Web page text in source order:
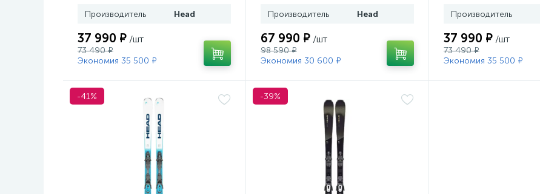
Производитель Head
37 990 ₽ /шт
73 490 ₽
Экономия 35 500 ₽
Производитель Head
67 990 ₽ /шт
98 590 ₽
Экономия 30 600 ₽
Производитель
37 990 ₽ /шт
73 490 ₽
Экономия 35 500 ₽
-41% -39%